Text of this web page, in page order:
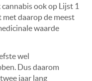
ook op Lijst 1
daarop de meest
waarde
wel
Dus daarom
jaar lang